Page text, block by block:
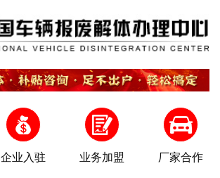
企业入驻 业务加盟 厂家合作